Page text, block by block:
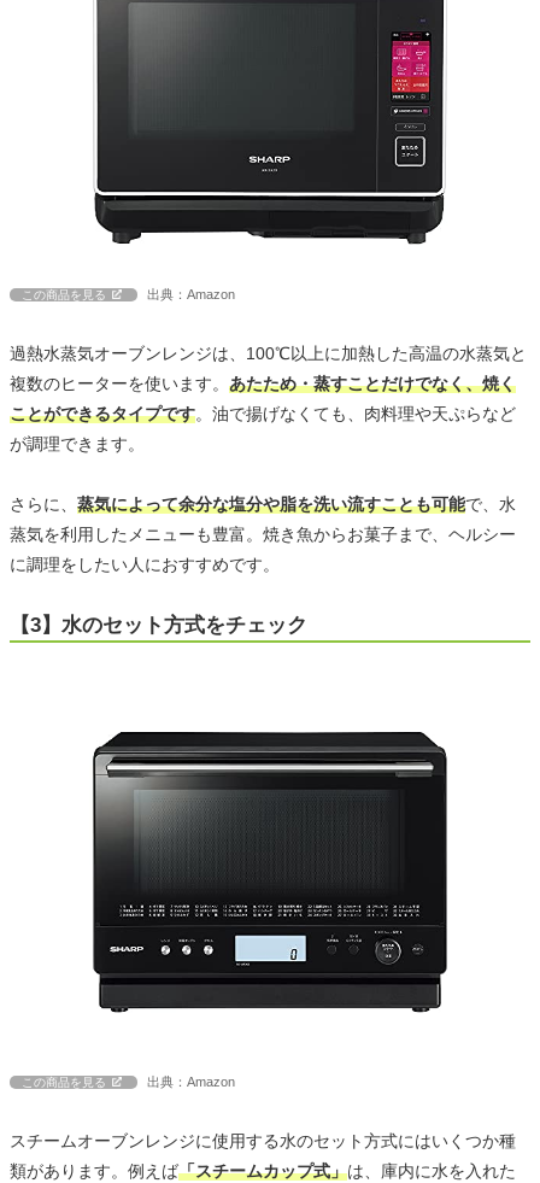
この商品を見る 出典：Amazon
過熱水蒸気オーブンレンジは、100℃以上に加熱した高温の水蒸気と
複数のヒーターを使います。 あたため・蒸すことだけでなく、焼く
ことができるタイプです。油で揚げなくても、肉料理や天ぷらなど
が調理できます。
さらに、 蒸気によって余分な塩分や脂を洗い流すことも可能で、水
蒸気を利用したメニューも豊富。焼き魚からお菓子まで、ヘルシー
に調理をしたい人におすすめです。
【3】水のセット方式をチェック
この商品を見る 出典：Amazon
スチームオーブンレンジに使用する水のセット方式にはいくつか種
類があります。例えば「スチームカップ式」は、庫内に水を入れた